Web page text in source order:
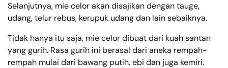
Selanjutnya, mie celor akan disajikan dengan tauge,
udang, telur rebus, kerupuk udang dan lain sebaiknya.
Tidak hanya itu saja, mie celor dibuat dari kuah santan
yang gurih. Rasa gurih ini berasal dari aneka rempah-
rempah mulai dari bawang putih, ebi dan juga kemiri.